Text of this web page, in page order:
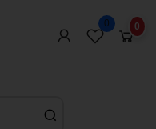
0 0